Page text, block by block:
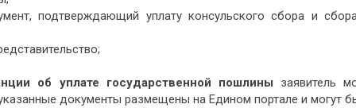
подтверждающий уплату консульского сбора и
об уплате государственной пошлины заявитель
документы размещены на Едином портале и могут